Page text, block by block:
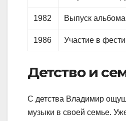
1982 Выпуск
1986 Участие в
Детство и
С детства Владимир
музыки в своей семье.